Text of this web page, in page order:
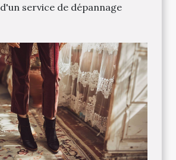
service de dépannage